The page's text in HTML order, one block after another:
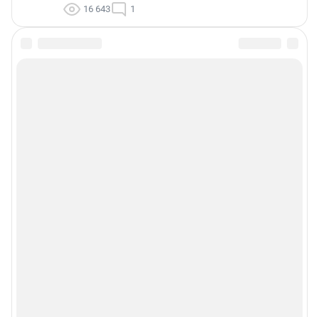
16 643 1